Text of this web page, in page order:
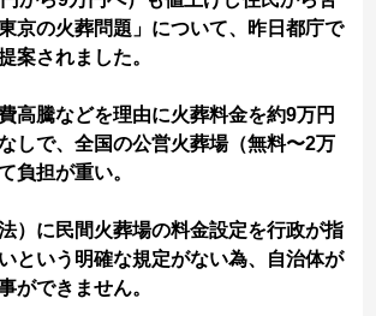
京の火葬問題」について、昨日都庁で
案されました。
高騰などを理由に火葬料金を約9万円
しで、全国の公営火葬場（無料〜2万
負担が重い。
）に民間火葬場の料金設定を行政が指
という明確な規定がない為、自治体が
ができません。